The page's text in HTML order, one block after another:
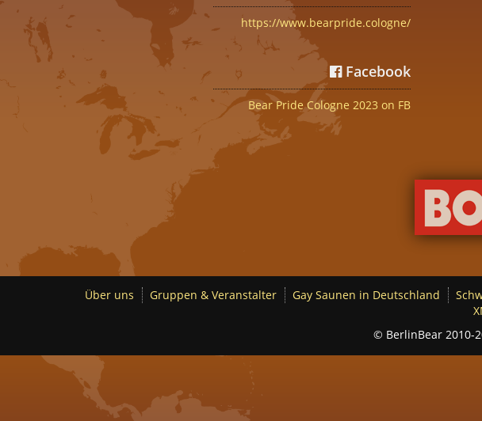
https://www.bearpride.cologne/
Facebook
Bear Pride Cologne 2023 on FB
Über uns Gruppen & Veranstalter Gay Saunen in Deutschland
© BerlinBear 2010-